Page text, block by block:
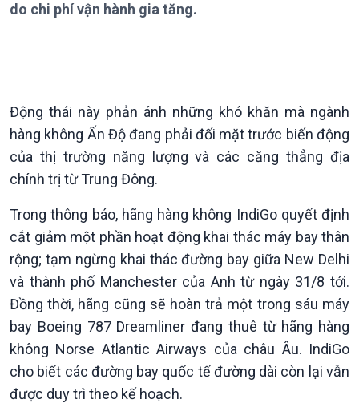
Chính trị
Tin Chính trị
Chính phủ với người dân
Quốc hội với cử tri
Xây dựng đảng
Đảng trong cuộc sống
Nhận diện sự thật
Pháp luật và đời sống
Thế giới
Tin thế giới
Vấn đề quốc tế
Hồ sơ sự kiện quốc tế
Thế giới & Việt Nam
Biên cương - Một dải vững
bền
do chi phí vận hành gia tăng.
Động thái này phản ánh những khó khăn mà ngành
hàng không Ấn Độ đang phải đối mặt trước biến động
của thị trường năng lượng và các căng thẳng địa
chính trị từ Trung Đông.
Trong thông báo, hãng hàng không IndiGo quyết định
cắt giảm một phần hoạt động khai thác máy bay thân
rộng; tạm ngừng khai thác đường bay giữa New Delhi
và thành phố Manchester của Anh từ ngày 31/8 tới.
Đồng thời, hãng cũng sẽ hoàn trả một trong sáu máy
bay Boeing 787 Dreamliner đang thuê từ hãng hàng
không Norse Atlantic Airways của châu Âu. IndiGo
cho biết các đường bay quốc tế đường dài còn lại vẫn
được duy trì theo kế hoạch.